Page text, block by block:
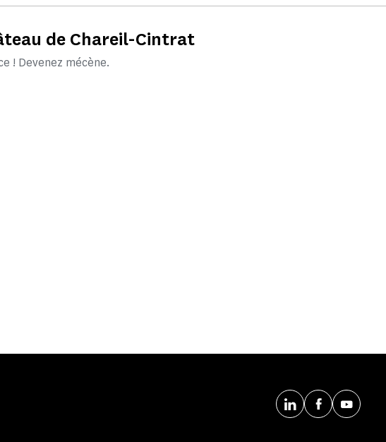
de Chareil-Cintrat
! Devenez mécène.